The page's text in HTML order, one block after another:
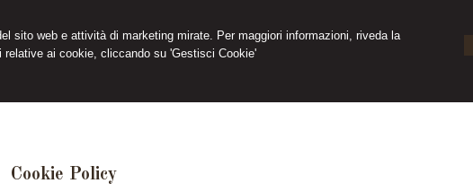
sito web e attività di marketing mirate. Per maggiori informazioni, riveda la
relative ai cookie, cliccando su 'Gestisci Cookie'
Cookie Policy